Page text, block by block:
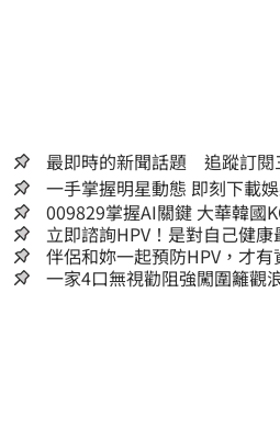
最即時的新聞話題 追蹤訂閱
一手掌握明星動態
009829掌握AI關鍵 大華韓國
立即諮詢HPV！是對自己健
嫌晚！
伴侶和妳一起預防HPV，才有
一家4口無視勸阻強闖圍籬